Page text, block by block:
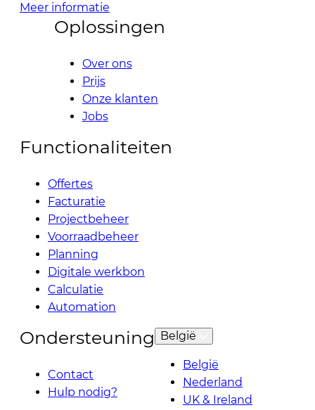
Meer informatie
Oplossingen
Over ons
Prijs
Onze klanten
Jobs
Functionaliteiten
Offertes
Facturatie
Projectbeheer
Voorraadbeheer
Planning
Digitale werkbon
Calculatie
Automation
Ondersteuning
Contact
Hulp nodig?
België
België
Nederland
UK & Ireland